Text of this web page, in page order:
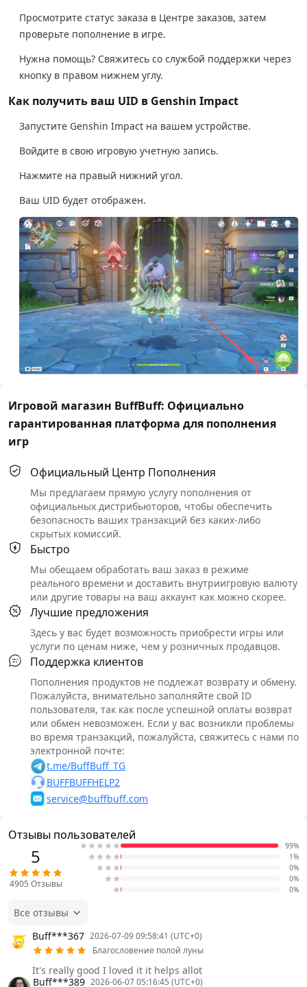
Просмотрите статус заказа в Центре заказов, затем
проверьте пополнение в игре.
Нужна помощь? Свяжитесь со службой поддержки через
кнопку в правом нижнем углу.
Как получить ваш UID в Genshin Impact
Запустите Genshin Impact на вашем устройстве.
Войдите в свою игровую учетную запись.
Нажмите на правый нижний угол.
Ваш UID будет отображен.
Игровой магазин BuffBuff: Официально
гарантированная платформа для пополнения
игр
Официальный Центр Пополнения
Мы предлагаем прямую услугу пополнения от
официальных дистрибьюторов, чтобы обеспечить
безопасность ваших транзакций без каких-либо
скрытых комиссий.
Быстро
Мы обещаем обработать ваш заказ в режиме
реального времени и доставить внутриигровую валюту
или другие товары на ваш аккаунт как можно скорее.
Лучшие предложения
Здесь у вас будет возможность приобрести игры или
услуги по ценам ниже, чем у розничных продавцов.
Поддержка клиентов
Пополнения продуктов не подлежат возврату и обмену.
Пожалуйста, внимательно заполняйте свой ID
пользователя, так как после успешной оплаты возврат
или обмен невозможен. Если у вас возникли проблемы
во время транзакций, пожалуйста, свяжитесь с нами по
электронной почте:
t.me/BuffBuff_TG
BUFFBUFFHELP2
service@buffbuff.com
Отзывы пользователей
5
4905 Отзывы
99%
1%
0%
0%
0%
Все отзывы
Buff***367 2026-07-09 09:58:41 (UTC+0)
Благословение полой луны
It's really good I loved it it helps allot
Buff***389 2026-06-07 05:16:45 (UTC+0)